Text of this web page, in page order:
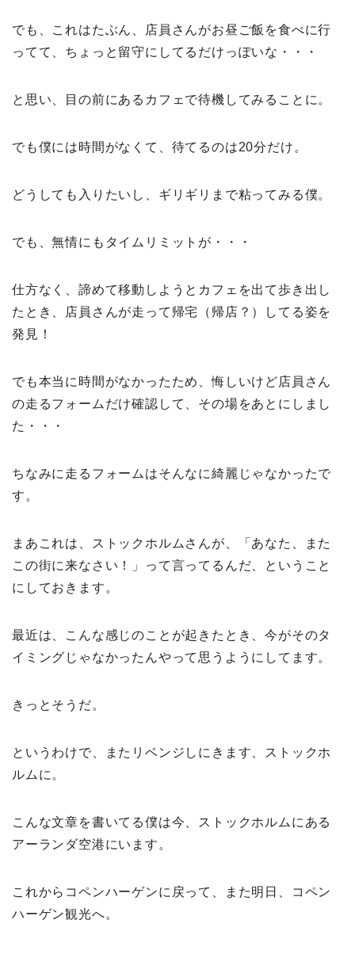
でも、これはたぶん、店員さんがお昼ご飯を食べに行
ってて、ちょっと留守にしてるだけっぽいな・・・
と思い、目の前にあるカフェで待機してみることに。
でも僕には時間がなくて、待てるのは20分だけ。
どうしても入りたいし、ギリギリまで粘ってみる僕。
でも、無情にもタイムリミットが・・・
仕方なく、諦めて移動しようとカフェを出て歩き出し
たとき、店員さんが走って帰宅（帰店？）してる姿を
発見！
でも本当に時間がなかったため、悔しいけど店員さん
の走るフォームだけ確認して、その場をあとにしまし
た・・・
ちなみに走るフォームはそんなに綺麗じゃなかったで
す。
まあこれは、ストックホルムさんが、「あなた、また
この街に来なさい！」って言ってるんだ、ということ
にしておきます。
最近は、こんな感じのことが起きたとき、今がそのタ
イミングじゃなかったんやって思うようにしてます。
きっとそうだ。
というわけで、またリベンジしにきます、ストックホ
ルムに。
こんな文章を書いてる僕は今、ストックホルムにある
アーランダ空港にいます。
これからコペンハーゲンに戻って、また明日、コペン
ハーゲン観光へ。